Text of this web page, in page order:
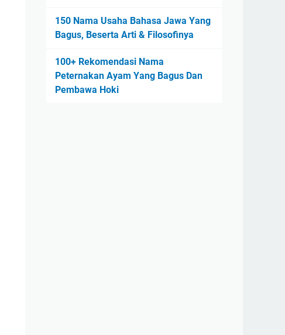
150 Nama Usaha Bahasa Jawa Yang
Bagus, Beserta Arti & Filosofinya
100+ Rekomendasi Nama
Peternakan Ayam Yang Bagus Dan
Pembawa Hoki